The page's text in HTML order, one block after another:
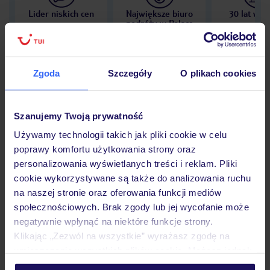
Zgoda Szczegóły O plikach cookies
Szanujemy Twoją prywatność
Używamy technologii takich jak pliki cookie w celu
poprawy komfortu użytkowania strony oraz
personalizowania wyświetlanych treści i reklam. Pliki
cookie wykorzystywane są także do analizowania ruchu
na naszej stronie oraz oferowania funkcji mediów
społecznościowych. Brak zgody lub jej wycofanie może
negatywnie wpłynąć na niektóre funkcje strony.
Klikając „Zezwól na wszystkie” wyrażasz zgodę na
personalizować swój wybór wchodząc w zakładkę
Lider niskich cen
Największe biuro
podróży w Polsce
30 lat w
Opinie
Pokoje
Wyżywienie